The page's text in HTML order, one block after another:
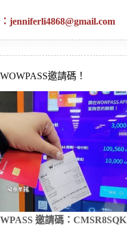
jenniferli4868@gmail.com
邀請碼！
邀請碼：CMSR8SQK